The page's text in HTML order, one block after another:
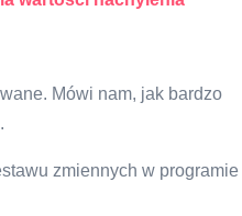
Mówi nam, jak bardzo
zmiennych w programie